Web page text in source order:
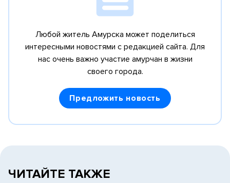
Любой житель Амурска может поделиться
интересными новостями с редакцией сайта. Для
нас очень важно участие амурчан в жизни
своего города.
Предложить новость
ЧИТАЙТЕ ТАКЖЕ